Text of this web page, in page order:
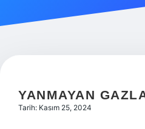
Hakkımızda
YANMAYAN
Tarih: Kasım 25, 2024